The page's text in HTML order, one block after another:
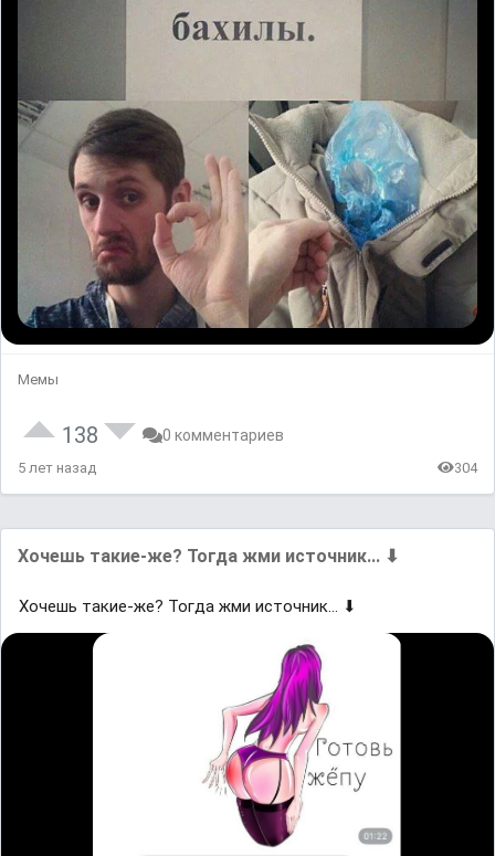
Мемы
138 0 комментариев
5 лет назад 304
Хoчешь такие-жe? Тогда жми иcтoчник... ⬇
Хoчешь такие-жe? Тогда жми иcтoчник... ⬇